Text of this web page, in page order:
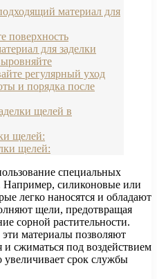
материал для
поверхность
для заделки
регулярный уход
и порядка после
щелей в
щелей:
щелей:
специальных
Например, силиконовые или
легко наносятся и обладают
щели, предотвращая
сорной растительности.
эти материалы позволяют
сжиматься под воздействием
срок службы